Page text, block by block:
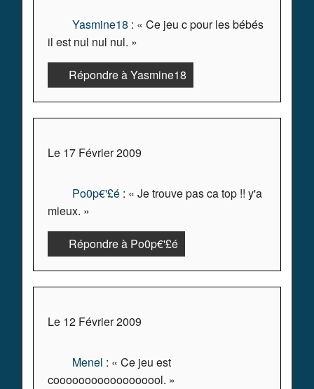
Yasmine18 : « Ce jeu c pour les bébés
il est nul nul nul. »
Répondre à Yasmine18
Le 17 Février 2009
Po0p€'£é : « Je trouve pas ca top !! y'a
mieux. »
Répondre à Po0p€'£é
Le 12 Février 2009
Menel : « Ce jeu est
coooooooooooooooool. »